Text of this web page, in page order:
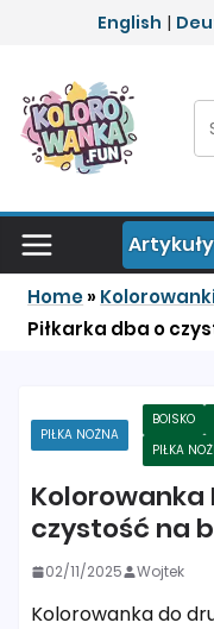
Przejdź do treści
English |
Artykuły
Home»
Piłkarka dba o
PIŁKA NOŻNA
BOISKO
PIŁKA
Kolorowanka
czystość na
02/11/2025 Wojtek
Kolorowanka do